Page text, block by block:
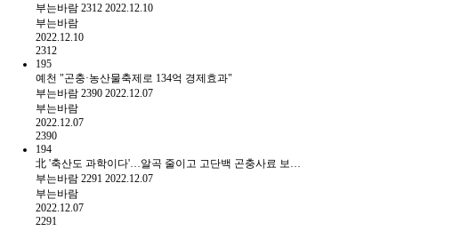
부는바람 2312 2022.12.10
부는바람
2022.12.10
2312
195
예천 "곤충·농산물축제로 134억 경제효과"
부는바람 2390 2022.12.07
부는바람
2022.12.07
2390
194
北 '축산도 과학이다'…알곡 줄이고 고단백 곤충사료 보…
부는바람 2291 2022.12.07
부는바람
2022.12.07
2291